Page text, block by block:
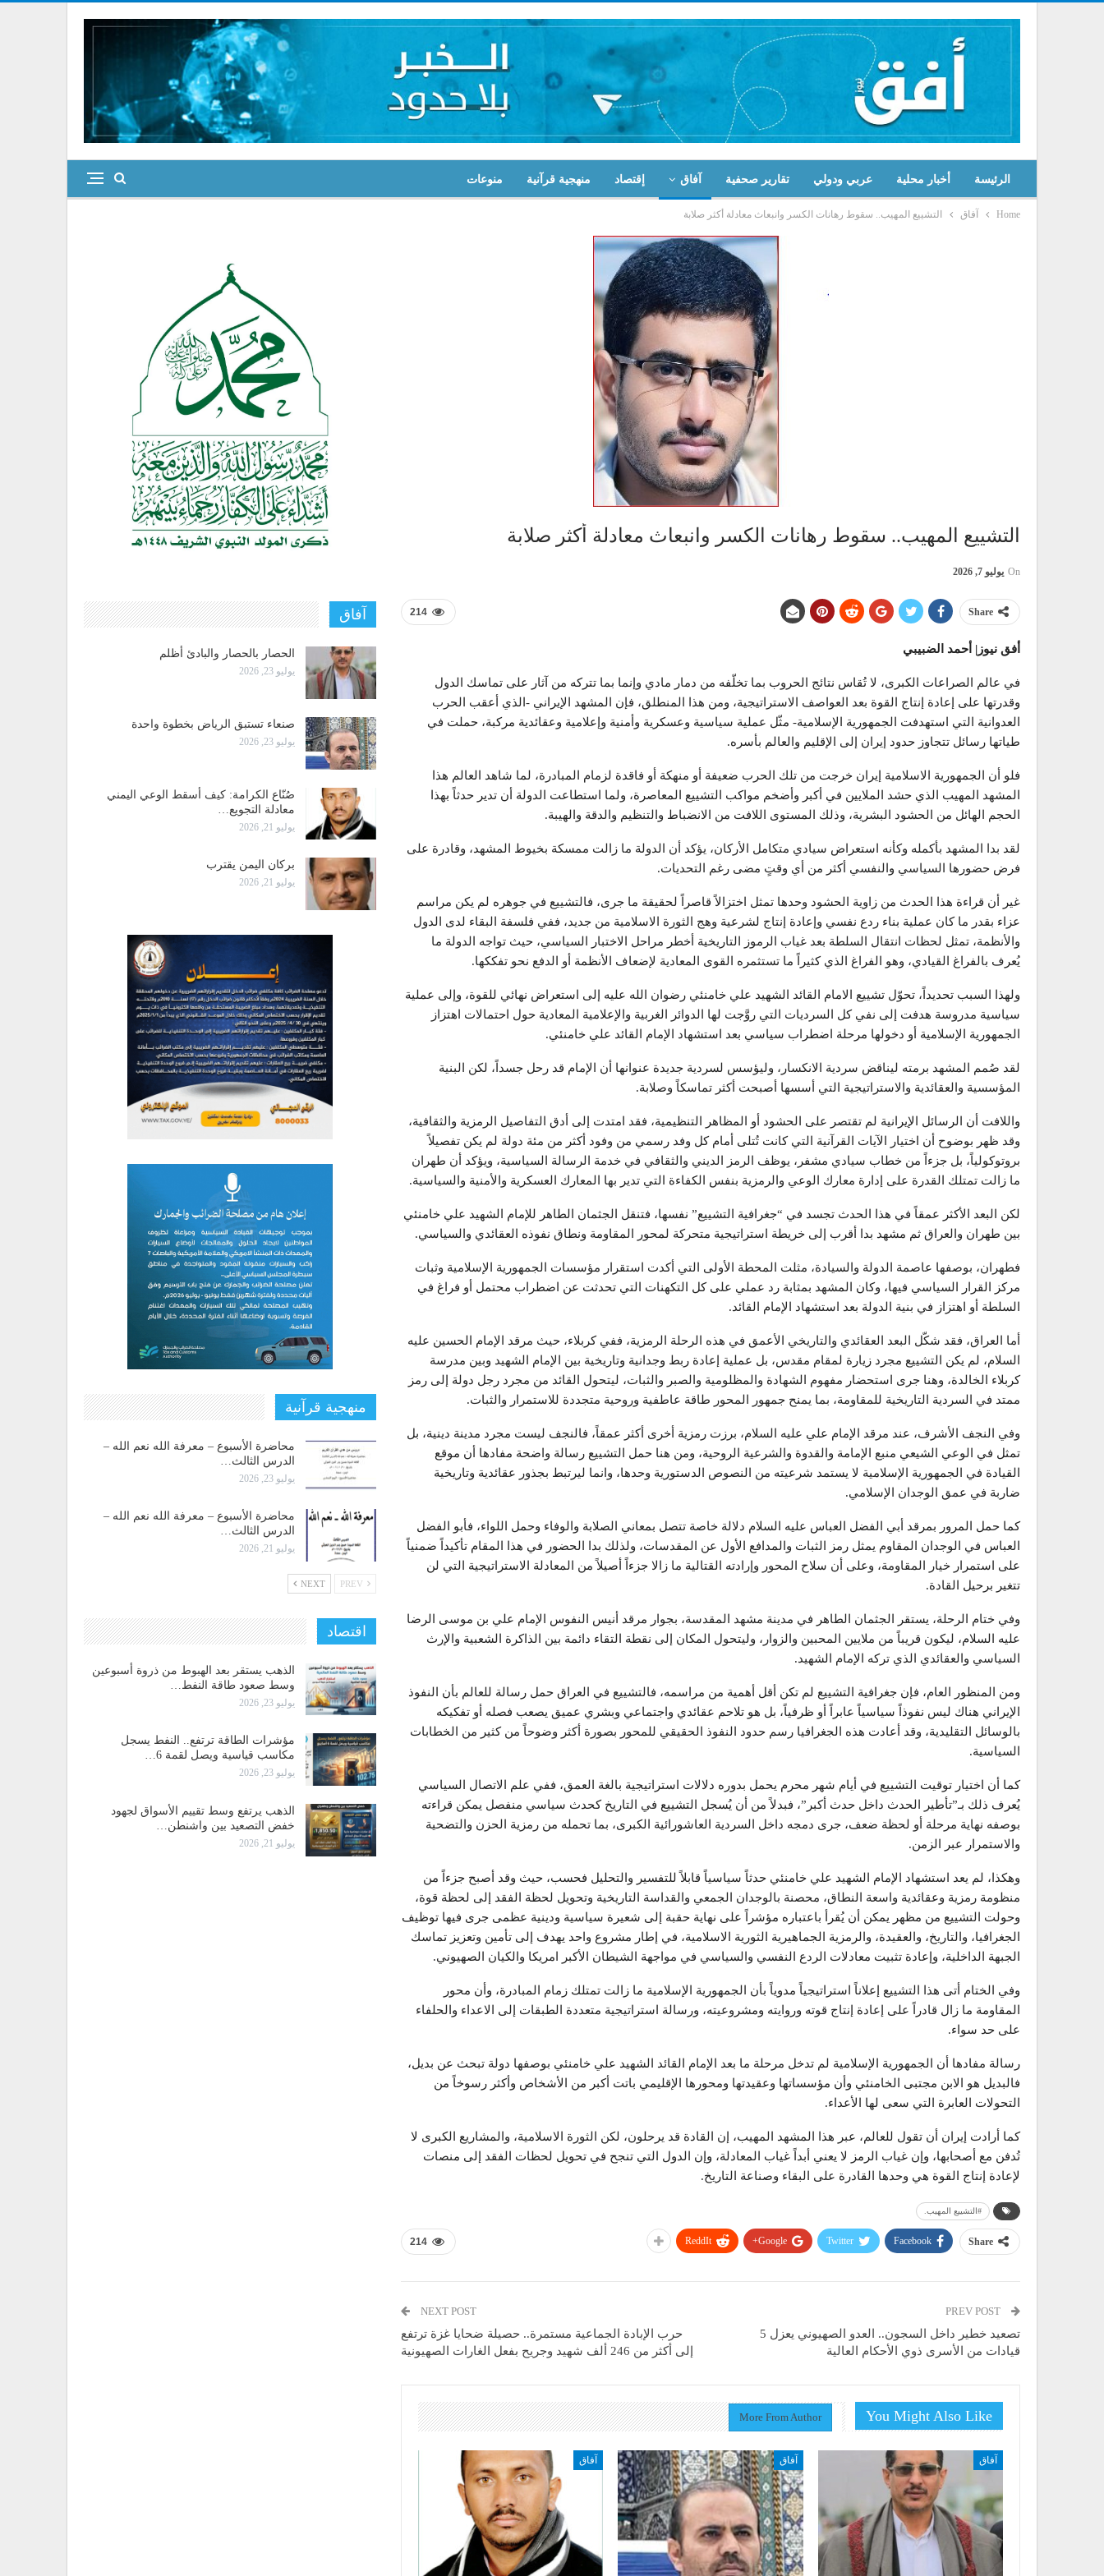
الرئيسة أخبار محلية عربي ودولي تقارير صحفية آفاق إقتصاد منهجية قرآنية منوعات
Home آفاق التشييع المهيب.. سقوط رهانات الكسر وانبعاث معادلة أكثر صلابة
التشييع المهيب.. سقوط رهانات الكسر وانبعاث معادلة أكثر صلابة
On يوليو 7, 2026
214 Share
أفق نيوز| أحمد الضبيبي
في عالم الصراعات الكبرى، لا تُقاس نتائج الحروب بما تخلّفه من دمار مادي وإنما بما تتركه من آثار على تماسك الدول
وقدرتها على إعادة إنتاج القوة بعد العواصف الاستراتيجية، ومن هذا المنطلق، فإن المشهد الإيراني -الذي أعقب الحرب
العدوانية التي استهدفت الجمهورية الإسلامية- مثّل عملية سياسية وعسكرية وأمنية وإعلامية وعقائدية مركبة، حملت في
طياتها رسائل تتجاوز حدود إيران إلى الإقليم والعالم بأسره.
فلو أن الجمهورية الاسلامية إيران خرجت من تلك الحرب ضعيفة أو منهكة أو فاقدة لزمام المبادرة، لما شاهد العالم هذا
المشهد المهيب الذي حشد الملايين في أكبر وأضخم مواكب التشييع المعاصرة، ولما استطاعت الدولة أن تدير حدثاً بهذا
الحجم الهائل من الحشود البشرية، وذلك المستوى اللافت من الانضباط والتنظيم والدقة والهيبة.
لقد بدا المشهد بأكمله وكأنه استعراض سيادي متكامل الأركان، يؤكد أن الدولة ما زالت ممسكة بخيوط المشهد، وقادرة على
فرض حضورها السياسي والنفسي أكثر من أي وقتٍ مضى رغم التحديات.
غير أن قراءة هذا الحدث من زاوية الحشود وحدها تمثل اختزالاً قاصراً لحقيقة ما جرى، فالتشييع في جوهره لم يكن مراسم
عزاء بقدر ما كان عملية بناء ردع نفسي وإعادة إنتاج لشرعية وهج الثورة الاسلامية من جديد، ففي فلسفة البقاء لدى الدول
والأنظمة، تمثل لحظات انتقال السلطة بعد غياب الرموز التاريخية أخطر مراحل الاختبار السياسي، حيث تواجه الدولة ما
يُعرف بالفراغ القيادي، وهو الفراغ الذي كثيراً ما تستثمره القوى المعادية لإضعاف الأنظمة أو الدفع نحو تفككها.
ولهذا السبب تحديداً، تحوّل تشييع الامام القائد الشهيد علي خامنئي رضوان الله عليه إلى استعراض نهائي للقوة، وإلى عملية
سياسية مدروسة هدفت إلى نفي كل السرديات التي روَّجت لها الدوائر الغربية والإعلامية المعادية حول احتمالات اهتزاز
الجمهورية الإسلامية أو دخولها مرحلة اضطراب سياسي بعد استشهاد الإمام القائد علي خامنئي.
لقد صُمم المشهد برمته ليناقض سردية الانكسار، وليؤسس لسردية جديدة عنوانها أن الإمام قد رحل جسداً، لكن البنية
المؤسسية والعقائدية والاستراتيجية التي أسسها أصبحت أكثر تماسكاً وصلابة.
واللافت أن الرسائل الإيرانية لم تقتصر على الحشود أو المظاهر التنظيمية، فقد امتدت إلى أدق التفاصيل الرمزية والثقافية،
وقد ظهر بوضوح أن اختيار الآيات القرآنية التي كانت تُتلى أمام كل وفد رسمي من وفود أكثر من مئة دولة لم يكن تفصيلاً
بروتوكولياً، بل جزءاً من خطاب سيادي مشفر، يوظف الرمز الديني والثقافي في خدمة الرسالة السياسية، ويؤكد أن طهران
ما زالت تمتلك القدرة على إدارة معارك الوعي والرمزية بنفس الكفاءة التي تدير بها المعارك العسكرية والأمنية والسياسية.
لكن البعد الأكثر عمقاً في هذا الحدث تجسد في “جغرافية التشييع” نفسها، فتنقل الجثمان الطاهر للإمام الشهيد علي خامنئي
بين طهران والعراق ثم مشهد بدا أقرب إلى خريطة استراتيجية متحركة لمحور المقاومة ونطاق نفوذه العقائدي والسياسي.
فطهران، بوصفها عاصمة الدولة والسيادة، مثلت المحطة الأولى التي أكدت استقرار مؤسسات الجمهورية الإسلامية وثبات
مركز القرار السياسي فيها، وكان المشهد بمثابة رد عملي على كل التكهنات التي تحدثت عن اضطراب محتمل أو فراغ في
السلطة أو اهتزاز في بنية الدولة بعد استشهاد الإمام القائد.
أما العراق، فقد شكّل البعد العقائدي والتاريخي الأعمق في هذه الرحلة الرمزية، ففي كربلاء، حيث مرقد الإمام الحسين عليه
السلام، لم يكن التشييع مجرد زيارة لمقام مقدس، بل عملية إعادة ربط وجدانية وتاريخية بين الإمام الشهيد وبين مدرسة
كربلاء الخالدة، وهنا جرى استحضار مفهوم الشهادة والمظلومية والصبر والثبات، ليتحول القائد من مجرد رجل دولة إلى رمز
ممتد في السردية التاريخية للمقاومة، بما يمنح جمهور المحور طاقة عاطفية وروحية متجددة للاستمرار والثبات.
وفي النجف الأشرف، عند مرقد الإمام علي عليه السلام، برزت رمزية أخرى أكثر عمقاً، فالنجف ليست مجرد مدينة دينية، بل
تمثل في الوعي الشيعي منبع الإمامة والقدوة والشرعية الروحية، ومن هنا حمل التشييع رسالة واضحة مفادها أن موقع
القيادة في الجمهورية الإسلامية لا يستمد شرعيته من النصوص الدستورية وحدها، وانما ليرتبط بجذور عقائدية وتاريخية
ضاربة في عمق الوجدان الإسلامي.
كما حمل المرور بمرقد أبي الفضل العباس عليه السلام دلالة خاصة تتصل بمعاني الصلابة والوفاء وحمل اللواء، فأبو الفضل
العباس في الوجدان المقاوم يمثل رمز الثبات والمدافع الأول عن المقدسات، ولذلك بدا الحضور في هذا المقام تأكيداً ضمنياً
على استمرار خيار المقاومة، وعلى أن سلاح المحور وإرادته القتالية ما زالا جزءاً أصيلاً من المعادلة الاستراتيجية التي لن
تتغير برحيل القادة.
وفي ختام الرحلة، يستقر الجثمان الطاهر في مدينة مشهد المقدسة، بجوار مرقد أنيس النفوس الإمام علي بن موسى الرضا
عليه السلام، ليكون قريباً من ملايين المحبين والزوار، وليتحول المكان إلى نقطة التقاء دائمة بين الذاكرة الشعبية والإرث
السياسي والعقائدي الذي تركه الإمام الشهيد.
ومن المنظور العام، فإن جغرافية التشييع لم تكن أقل أهمية من مراسمه، فالتشييع في العراق حمل رسالة للعالم بأن النفوذ
الإيراني هناك ليس نفوذاً سياسياً عابراً أو ظرفياً، بل هو تلاحم عقائدي واجتماعي وبشري عميق يصعب فصله أو تفكيكه
بالوسائل التقليدية، وقد أعادت هذه الجغرافيا رسم حدود النفوذ الحقيقي للمحور بصورة أكثر وضوحاً من كثير من الخطابات
السياسية.
كما أن اختيار توقيت التشييع في أيام شهر محرم يحمل بدوره دلالات استراتيجية بالغة العمق، ففي علم الاتصال السياسي
يُعرف ذلك بـ”تأطير الحدث داخل حدث أكبر”، فبدلاً من أن يُسجل التشييع في التاريخ كحدث سياسي منفصل يمكن قراءته
بوصفه نهاية مرحلة أو لحظة ضعف، جرى دمجه داخل السردية العاشورائية الكبرى، بما تحمله من رمزية الحزن والتضحية
والاستمرار عبر الزمن.
وهكذا، لم يعد استشهاد الإمام الشهيد علي خامنئي حدثاً سياسياً قابلاً للتفسير والتحليل فحسب، حيث وقد أصبح جزءاً من
منظومة رمزية وعقائدية واسعة النطاق، محصنة بالوجدان الجمعي والقداسة التاريخية وتحويل لحظة الفقد إلى لحظة قوة،
وحولت التشييع من مظهر يمكن أن يُقرأ باعتباره مؤشراً على نهاية حقبة إلى شعيرة سياسية ودينية عظمى جرى فيها توظيف
الجغرافيا، والتاريخ، والعقيدة، والرمزية الجماهيرية الثورية الاسلامية، في إطار مشروع واحد يهدف إلى تأمين وتعزيز تماسك
الجبهة الداخلية، وإعادة تثبيت معادلات الردع النفسي والسياسي في مواجهة الشيطان الأكبر امريكا والكيان الصهيوني.
وفي الختام أتى هذا التشييع إعلاناً استراتيجياً مدوياً بأن الجمهورية الإسلامية ما زالت تمتلك زمام المبادرة، وأن محور
المقاومة ما زال قادراً على إعادة إنتاج قوته وروايته ومشروعيته، ورسالة استراتيجية متعددة الطبقات إلى الاعداء والحلفاء
على حد سواء.
رسالة مفادها أن الجمهورية الإسلامية لم تدخل مرحلة ما بعد الإمام القائد الشهيد علي خامنئي بوصفها دولة تبحث عن بديل،
فالبديل هو الابن مجتبى الخامنئي وأن مؤسساتها وعقيدتها ومحورها الإقليمي باتت أكبر من الأشخاص وأكثر رسوخاً من
التحولات العابرة التي سعى لها الأعداء.
كما أرادت إيران أن تقول للعالم، عبر هذا المشهد المهيب، إن القادة قد يرحلون، لكن الثورة الاسلامية، والمشاريع الكبرى لا
تُدفن مع أصحابها، وإن غياب الرمز لا يعني أبداً غياب المعادلة، وإن الدول التي تنجح في تحويل لحظات الفقد إلى منصات
لإعادة إنتاج القوة هي وحدها القادرة على البقاء وصناعة التاريخ.
#التشييع المهيب.
214 Share
Facebook
Twitter
Google+
ReddIt
تصعيد خطير داخل السجون.. العدو الصهيوني يعزل 5
قيادات من الأسرى ذوي الأحكام العالية
NEXT POST
حرب الإبادة الجماعية مستمرة.. حصيلة ضحايا غزة ترتفع
إلى أكثر من 246 ألف شهيد وجريح بفعل الغارات الصهيونية
You Might Also Like
More From Author
آفاق آفاق آفاق
آفاق
الحصار بالحصار والبادئ أظلم
يوليو 23, 2026
صنعاء تستبق الرياض بخطوة واحدة
يوليو 23, 2026
صُنّاع الكرامة: كيف أسقط الوعي اليمني
معادلة التجويع…
يوليو 21, 2026
بركان اليمن يقترب
يوليو 21, 2026
منهجية قرآنية
محاضرة الأسبوع – معرفة الله نعم الله –
الدرس الثالث…
يوليو 23, 2026
محاضرة الأسبوع – معرفة الله نعم الله –
الدرس الثالث…
يوليو 21, 2026
NEXT
اقتصاد
الذهب يستقر بعد الهبوط من ذروة أسبوعين
وسط صعود طاقة النفط…
يوليو 23, 2026
مؤشرات الطاقة ترتفع.. النفط يسجل
مكاسب قياسية ويصل لقمة 6…
يوليو 23, 2026
الذهب يرتفع وسط تقييم الأسواق لجهود
خفض التصعيد بين واشنطن…
يوليو 21, 2026